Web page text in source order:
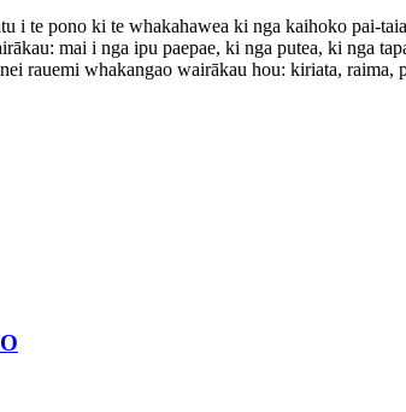
te pono ki te whakahawea ki nga kaihoko pai-
mai i nga ipu paepae, ki nga putea, ki nga
rauemi whakangao wairākau hou: kiriata, raima,